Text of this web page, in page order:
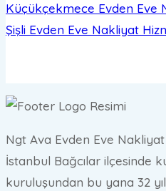
Küçükçekmece Evden Eve
Şişli Evden Eve Nakliyat
Ngt Ava Evden Eve Nakliyat
İstanbul Bağcılar ilçesinde
kuruluşundan bu yana 32